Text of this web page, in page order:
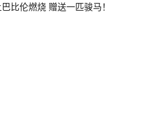
比伦燃烧 赠送一匹骏马！